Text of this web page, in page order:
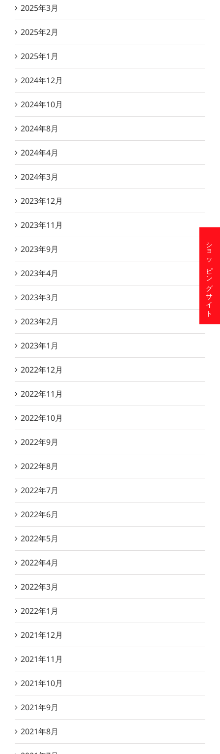
2025年3月
2025年2月
2025年1月
2024年12月
2024年10月
2024年8月
2024年4月
2024年3月
2023年12月
2023年11月
2023年9月
2023年4月
2023年3月
2023年2月
2023年1月
2022年12月
2022年11月
2022年10月
2022年9月
2022年8月
2022年7月
2022年6月
2022年5月
2022年4月
2022年3月
2022年1月
2021年12月
2021年11月
2021年10月
2021年9月
2021年8月
ショッピングサイト